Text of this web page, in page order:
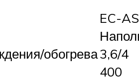
EC-
обогрева3,6/4
400